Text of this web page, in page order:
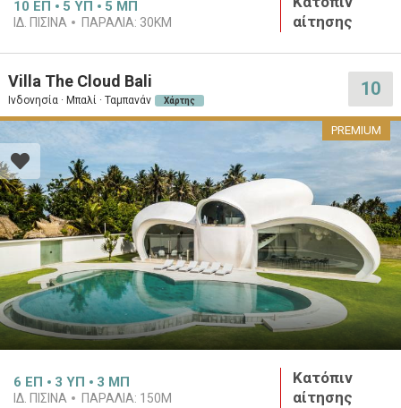
10 ΕΠ 5 ΥΠ 5 ΜΠ
ΙΔ. ΠΙΣΊΝΑ ΠΑΡΑΛΊΑ: 30KM
αίτησης
Villa The Cloud Bali
Ινδονησία · Μπαλί · Ταμπανάν Χάρτης
10
PREMIUM
6 ΕΠ 3 ΥΠ 3 ΜΠ
ΙΔ. ΠΙΣΊΝΑ ΠΑΡΑΛΊΑ: 150M
Κατόπιν
αίτησης